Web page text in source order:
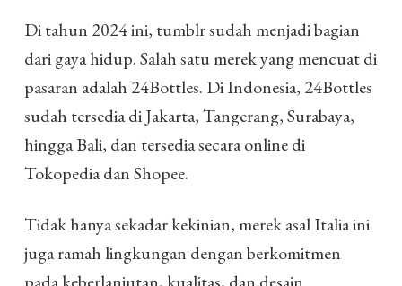
Di tahun 2024 ini, tumblr sudah menjadi bagian
dari gaya hidup. Salah satu merek yang mencuat di
pasaran adalah 24Bottles. Di Indonesia, 24Bottles
sudah tersedia di Jakarta, Tangerang, Surabaya,
hingga Bali, dan tersedia secara online di
Tokopedia dan Shopee.
Tidak hanya sekadar kekinian, merek asal Italia ini
juga ramah lingkungan dengan berkomitmen